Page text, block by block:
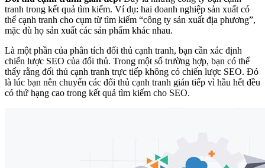
tranh trong kết quả tìm kiếm. Ví dụ: hai doanh nghiệp sản xuất có
thể cạnh tranh cho cụm từ tìm kiếm “công ty sản xuất địa phương”,
mặc dù họ sản xuất các sản phẩm khác nhau.
Là một phần của phân tích đối thủ cạnh tranh, bạn cần xác định
chiến lược SEO của đối thủ. Trong một số trường hợp, bạn có thể
thấy rằng đối thủ cạnh tranh trực tiếp không có chiến lược SEO. Đó
là lúc bạn nên chuyển các đối thủ cạnh tranh gián tiếp vì hầu hết đều
có thứ hạng cao trong kết quả tìm kiếm cho SEO.